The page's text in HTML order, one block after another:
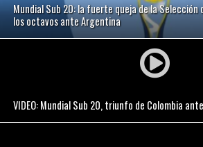
Mundial Sub 20: la fuerte queja de la Selección
los octavos ante Argentina
VIDEO: Mundial Sub 20, triunfo de Colombia